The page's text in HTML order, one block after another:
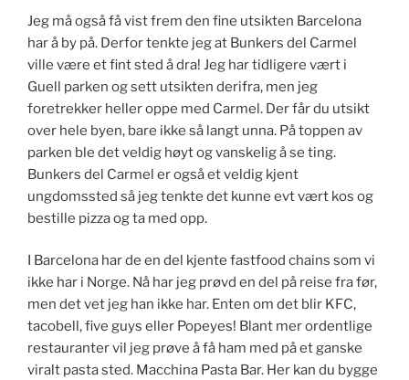
Jeg må også få vist frem den fine utsikten Barcelona
har å by på. Derfor tenkte jeg at Bunkers del Carmel
ville være et fint sted å dra! Jeg har tidligere vært i
Guell parken og sett utsikten derifra, men jeg
foretrekker heller oppe med Carmel. Der får du utsikt
over hele byen, bare ikke så langt unna. På toppen av
parken ble det veldig høyt og vanskelig å se ting.
Bunkers del Carmel er også et veldig kjent
ungdomssted så jeg tenkte det kunne evt vært kos og
bestille pizza og ta med opp.
I Barcelona har de en del kjente fastfood chains som vi
ikke har i Norge. Nå har jeg prøvd en del på reise fra før,
men det vet jeg han ikke har. Enten om det blir KFC,
tacobell, five guys eller Popeyes! Blant mer ordentlige
restauranter vil jeg prøve å få ham med på et ganske
viralt pasta sted. Macchina Pasta Bar. Her kan du bygge